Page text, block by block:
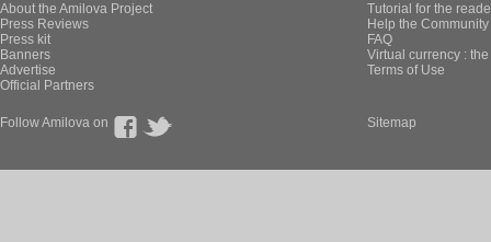
About the Amilova Project
Press Reviews
Press kit
Banners
Advertise
Official Partners
Tutorial for the
Help the
FAQ
Virtual currency :
Terms of Use
Follow Amilova on Sitemap